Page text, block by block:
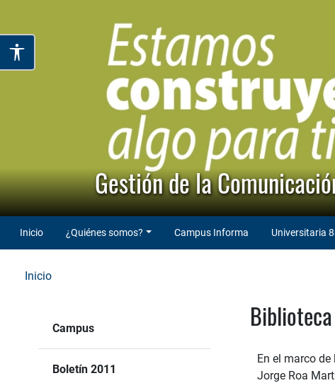
Gestión de la
Inicio ¿Quiénes somos? Campus Informa Universitaria
Inicio
Campus
Boletín 2011
En el marco
Jorge Roa